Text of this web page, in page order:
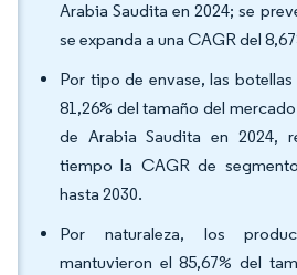
Arabia Saudita en 2024; se
se expanda a una CAGR del
Por tipo de envase, las
81,26% del tamaño del
de Arabia Saudita en 2024,
tiempo la CAGR de
hasta 2030.
Por naturaleza, los
mantuvieron el 85,67% del